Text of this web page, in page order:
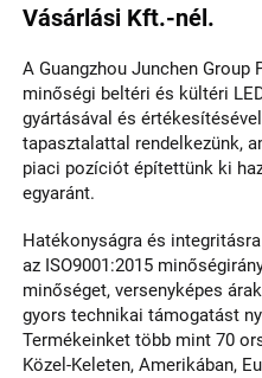
Vásárlási Kft.-nél.
A Guangzhou Junchen Group
minőségi beltéri és kültéri
gyártásával és
tapasztalattal rendelkezünk,
piaci pozíciót építettünk ki
egyaránt.
Hatékonyságra és
az ISO9001:2015
minőséget, versenyképes
gyors technikai támogatást
Termékeinket több mint 70
Közel-Keleten, Amerikában,